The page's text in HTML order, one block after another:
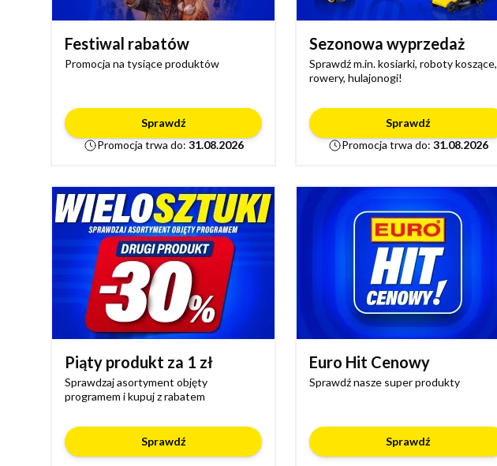
Festiwal rabatów
Promocja na tysiące produktów
Sprawdź
Promocja trwa do: 31.08.2026
Sezonowa wyprzedaż
Sprawdź m.in. kosiarki, roboty koszące,
rowery, hulajonogi!
Sprawdź
Promocja trwa do: 31.08.2026
Piąty produkt za 1 zł
Sprawdzaj asortyment objęty
programem i kupuj z rabatem
Sprawdź
Euro Hit Cenowy
Sprawdź nasze super produkty
Sprawdź